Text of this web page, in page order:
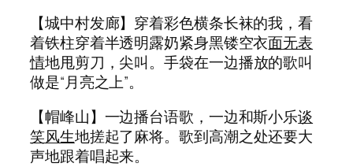
【城中村发廊】穿着彩色横条长袜的我，看
着铁柱穿着半透明露奶紧身黑镂空衣面无表
情地甩剪刀，尖叫。手袋在一边播放的歌叫
做是“月亮之上”。
【帽峰山】一边播台语歌，一边和斯小乐谈
笑风生地搓起了麻将。歌到高潮之处还要大
声地跟着唱起来。